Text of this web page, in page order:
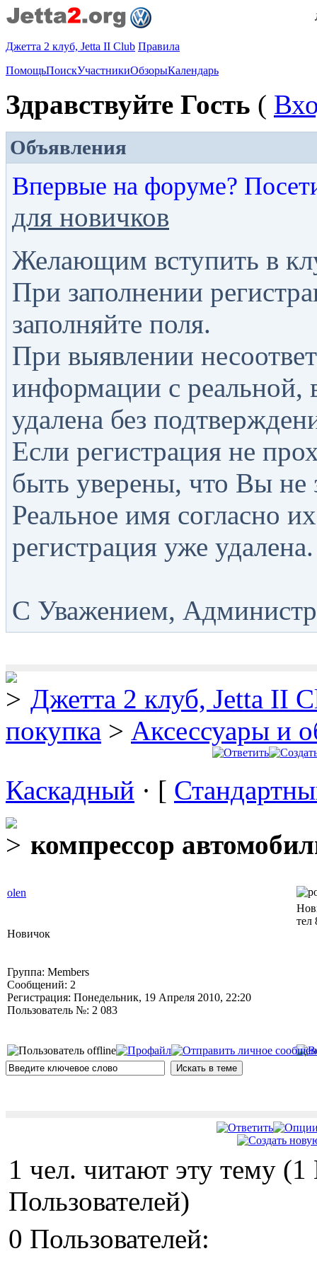
Джетта 2 клуб, Jetta II Club Правила
ПомощьПоискУчастникиОбзорыКалендарь
Здравствуйте Гость (
Объявления
Впервые на форуме?
для новичков
Желающим вступить в
При заполнении
заполняйте поля.
При выявлении
информации с реальной,
удалена без
Если регистрация не
быть уверены, что Вы не
Реальное имя согласно
регистрация уже удалена.
С Уважением,
Джетта 2 клуб, Jetta II
покупка > Аксессуары и
Каскадный · [
компрессор
olen
Новичок
Группа: Members
Сообщений: 2
Регистрация: Понедельник, 19 Апреля 2010, 22:20
Пользователь №: 2 083
тел
1 чел. читают эту тему
Пользователей)
0 Пользователей: